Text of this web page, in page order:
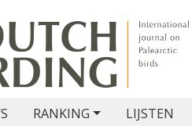
RANKING LIJSTEN